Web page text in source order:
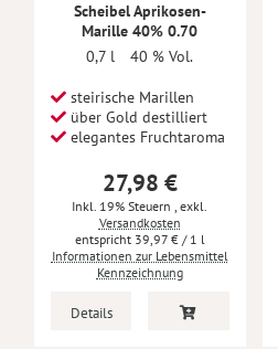
Scheibel Aprikosen-
Marille 40% 0.70
0,7 l
40 % Vol.
steirische Marillen
über Gold destilliert
elegantes Fruchtaroma
27,98 €
Inkl. 19% Steuern, exkl.
Versandkosten
39,97 €/ 1 l
Informationen zur Lebensmittel
Kennzeichnung
Details